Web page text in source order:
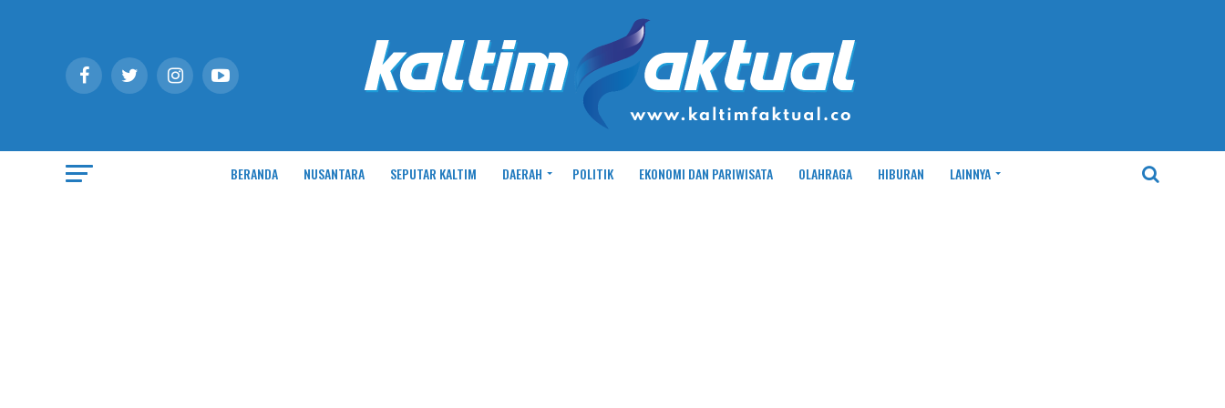
BERANDA NUSANTARA SEPUTAR KALTIM DAERAH POLITIK EKONOMI DAN PARIWISATA OLAHRAGA HIBURAN LAINNYA